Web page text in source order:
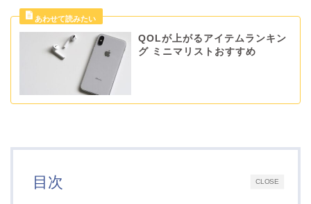
QOLが上がるアイテムランキン
グ ミニマリストおすすめ
CLOSE
目次